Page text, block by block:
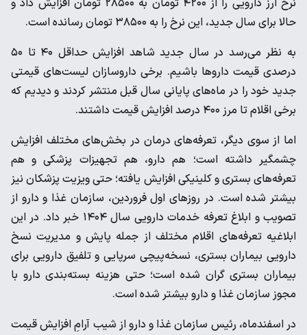
نرخ ارز دارویی را از ۴۲۰۰ تومان به ۲۸۵۰۰ تومان افزایش داد و
حالا برای سال جدید، این نرخ را به ۳۸۵۰۰ تومان رسانده است.
به نظر می‌رسد در سال جدید شاهد افزایش حداقل ۴۰ تا ۵۰
درصدی قیمت داروها باشیم. برخی داروسازان لیست‌های قیمتی
جدید خود را در ماه‌های پایانی سال قبل منتشر کردند و دیدیم که
برخی اقلام تا مرز ۴۰۰ درصد افزایش قیمت داشتند.
اما از سوی دیگر، تعرفه‌های درمان در بخش‌های مختلف افزایش
چشمگیر داشته است؛ هم دارو، هم تجهیزات پزشکی و هم
تعرفه‌های بستری و کلینیکی افزایش یافته؛ حتی ویزیت پزشکان نیز
بیشتر شده است. در روزهای اول فروردین، سازمان غذا و دارو از
تصویب و ابلاغ تعرفه خدمات دارویی سال ۱۴۰۴ خبر داد. در این
ابلاغیه تعرفه‌های اقلام مختلف از جمله پایش و مدیریت نسخ
دارویی بیماران بستری، نسخه‌پیچی سرپایی و تلفیق دارویی برای
بیماران بستری گران شده است؛ حتی هزینه بسته‌بندی دارو با
مجوز سازمان غذا و دارو بیشتر شده است.
در اسفندماه، رئیس سازمان غذا و دارو از شیب آرامِ افزایش قیمت